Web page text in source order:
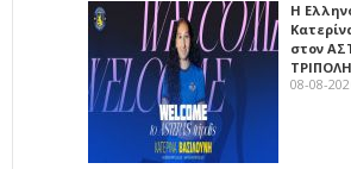
Η
στον
08-08-